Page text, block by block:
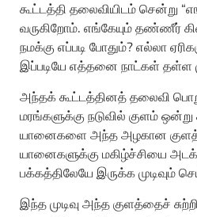
கூட்டத்தி தலைவியிடம் சென்று
வருகிறோம். எங்கேயும் தண்ணீர்
நமக்கு எப்படி போதும்? எல்லா
இப்படியே எத்தனை நாட்கள் தள்ள
அந்தக் கூட்டத்தினத் தலைவி
மரங்களுக்கு நடுவில் குளம்
யானைகளை அந்த அழகான
யானைகளுக்கு மகிழ்ச்சியை
பக்கத்திலேயே இருக்க முடிவும்
இந்த முடிவு அந்த குளத்தைச்